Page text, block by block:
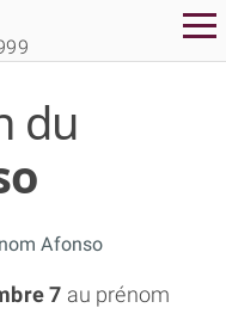
du
Afonso
7 au prénom